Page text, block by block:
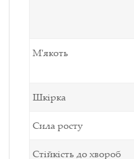
М'якоть
Шкірка
Сила росту
Стійкість до хвороб